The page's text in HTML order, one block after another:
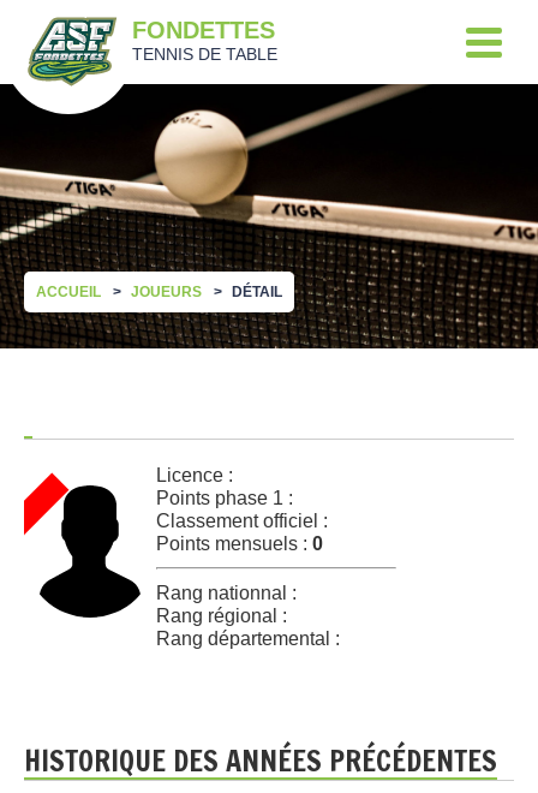
FONDETTES
TENNIS DE TABLE
ACCUEIL JOUEURS DÉTAIL
Licence :
Points phase 1 :
Classement officiel :
Points mensuels : 0
Rang nationnal :
Rang régional :
Rang départemental :
HISTORIQUE DES ANNÉES PRÉCÉDENTES